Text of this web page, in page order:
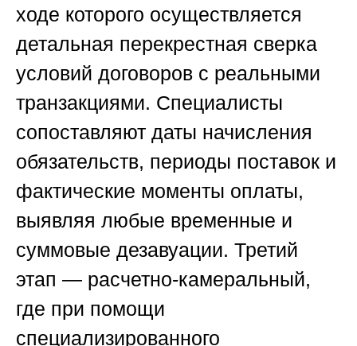
ходе которого осуществляется
детальная перекрестная сверка
условий договоров с реальными
транзакциями. Специалисты
сопоставляют даты начисления
обязательств, периоды поставок и
фактические моменты оплаты,
выявляя любые временные и
суммовые дезавуации. Третий
этап — расчетно-камеральный,
где при помощи
специализированного